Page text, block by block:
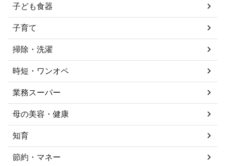
子ども食器
子育て
掃除・洗濯
時短・ワンオペ
業務スーパー
母の美容・健康
知育
節約・マネー